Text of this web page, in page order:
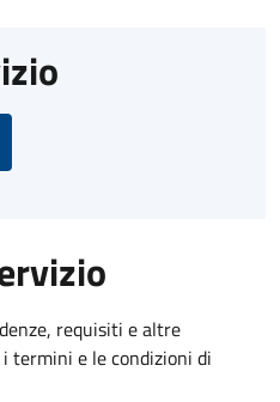
requisiti e altre
termini e le condizioni di